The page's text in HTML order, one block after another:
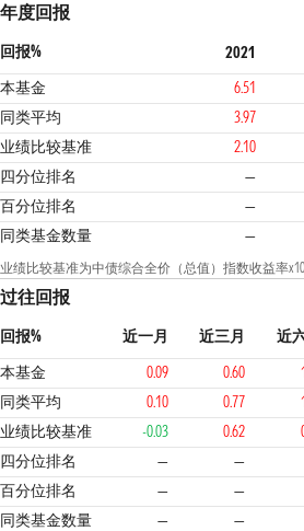
年度回报
回报% 2021
本基金
6.51
同类平均
3.97
业绩比较基准
2.10
四分位排名
—
百分位排名
—
同类基金数量
—
业绩比较基准为中债综合全价（总值）指数收益率
过往回报
回报% 近一月 近三月 近
本基金
0.09 0.60
同类平均
0.10 0.77
业绩比较基准
-0.03 0.62
四分位排名
— —
百分位排名
— —
同类基金数量
— —